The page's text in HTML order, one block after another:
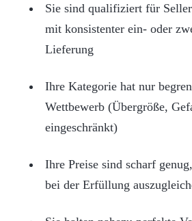
Sie sind qualifiziert für
mit konsistenter ein- oder
Lieferung
Ihre Kategorie hat nur
Wettbewerb (Übergröße,
eingeschränkt)
Ihre Preise sind scharf
bei der Erfüllung